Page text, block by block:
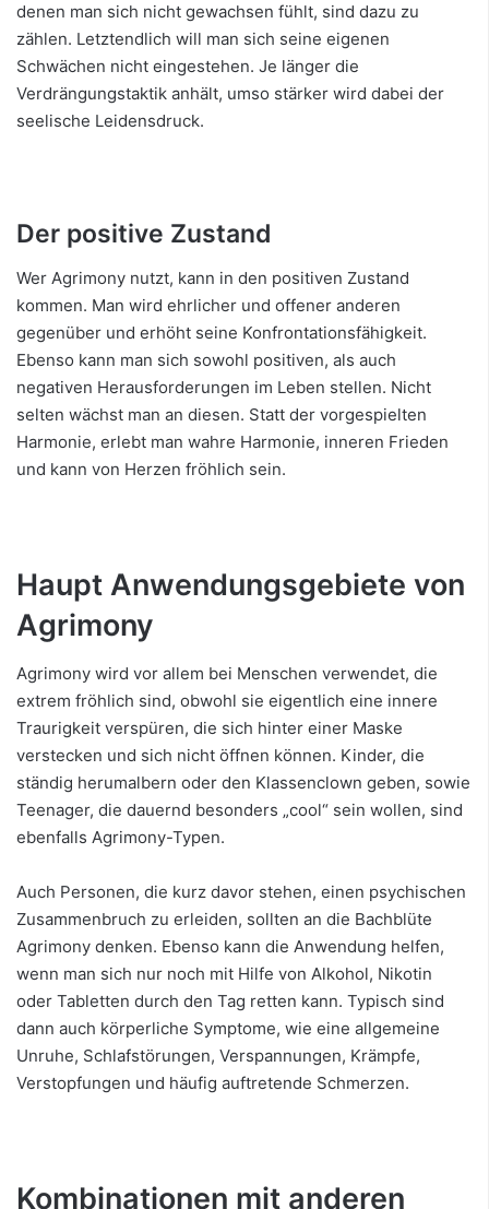
denen man sich nicht gewachsen fühlt, sind dazu zu
zählen. Letztendlich will man sich seine eigenen
Schwächen nicht eingestehen. Je länger die
Verdrängungstaktik anhält, umso stärker wird dabei der
seelische Leidensdruck.
Der positive Zustand
Wer Agrimony nutzt, kann in den positiven Zustand
kommen. Man wird ehrlicher und offener anderen
gegenüber und erhöht seine Konfrontationsfähigkeit.
Ebenso kann man sich sowohl positiven, als auch
negativen Herausforderungen im Leben stellen. Nicht
selten wächst man an diesen. Statt der vorgespielten
Harmonie, erlebt man wahre Harmonie, inneren Frieden
und kann von Herzen fröhlich sein.
Haupt Anwendungsgebiete von
Agrimony
Agrimony wird vor allem bei Menschen verwendet, die
extrem fröhlich sind, obwohl sie eigentlich eine innere
Traurigkeit verspüren, die sich hinter einer Maske
verstecken und sich nicht öffnen können. Kinder, die
ständig herumalbern oder den Klassenclown geben, sowie
Teenager, die dauernd besonders „cool“ sein wollen, sind
ebenfalls Agrimony-Typen.
Auch Personen, die kurz davor stehen, einen psychischen
Zusammenbruch zu erleiden, sollten an die Bachblüte
Agrimony denken. Ebenso kann die Anwendung helfen,
wenn man sich nur noch mit Hilfe von Alkohol, Nikotin
oder Tabletten durch den Tag retten kann. Typisch sind
dann auch körperliche Symptome, wie eine allgemeine
Unruhe, Schlafstörungen, Verspannungen, Krämpfe,
Verstopfungen und häufig auftretende Schmerzen.
Kombinationen mit anderen